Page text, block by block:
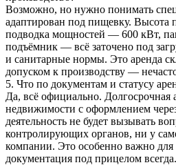
Возможно, но нужно понимать
адаптирован под пищевку. Высота
подводка мощностей — 600 кВт,
подъёмник — всё заточено под
и санитарные нормы. Это аренда
допуском к производству —
5. Что по документам и статусу
Да, всё официально. Долгосрочная
недвижимости с оформлением
деятельность не будет вызывать
контролирующих органов, ни у
компании. Это особенно важно
документация под прицелом всегда.